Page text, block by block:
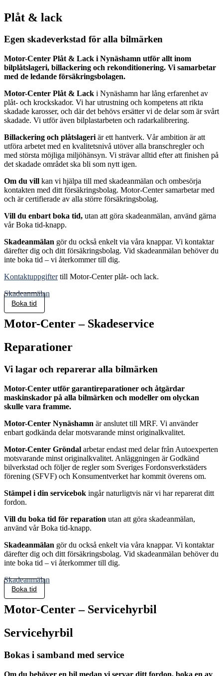
Plåt & lack
Egen skadeverkstad för alla bilmärken
Motor-Center Plåt & Lack i Nynäshamn utför allt inom
bilplåtslageri, billackering och rekonditionering. Vi samarbetar
med de ledande försäkringsbolagen.
Motor-Center Plåt & Lack i Nynäshamn har lång erfarenhet av
plåt- och krockskador. Vi har utrustning och kompetens att rikta
skadade karosser, och där det behövs ersätter vi de delar som är svårt
skadade. Vi utför även bilplastarbeten och radarkalibrering.
Billackering och plåtslageri är ett hantverk. Vår ambition är att
utföra arbetet med en kvalitetsnivå utöver alla branschregler och
med största möjliga miljöhänsyn. Vi strävar alltid efter att finishen på
det skadade området ska bli som nytt igen.
Om du vill kan vi hjälpa till med skadeanmälan och ombesörja
kontakten med ditt försäkringsbolag. Motor-Center samarbetar med
och är certifierade av alla större försäkringsbolag.
Vill du enbart boka tid, utan att göra skadeanmälan, använd gärna
vår Boka tid-knapp.
Skadeanmälan gör du också enkelt via våra knappar. Vi kontaktar
därefter dig och ditt försäkringsbolag. Vid skadeanmälan behöver du
inte boka tid – vi återkommer till dig.
Kontaktuppgiftertill Motor-Center plåt- och lack.
Skadeanmälan
Boka tid
Motor-Center– Skadeservice
Reparationer
Vi lagar och reparerar alla bilmärken
Motor-Center utför garantireparationer och åtgärdar
maskinskador på alla bilmärken och modeller om olyckan
skulle vara framme.
Motor-Center Nynäshamn är anslutet till MRF. Vi använder
enbart godkända delar motsvarande minst originalkvalitet.
Motor-Center Gröndal arbetar endast med delar från Autoexperten
motsvarande minst originalkvalitet. Anläggningen är Godkänd
bilverkstad och följer de regler som Sveriges Fordonsverkstäders
förening (SFVF) och Konsumentverket har kommit överens om.
Stämpel i din servicebok ingår naturligtvis när vi har reparerat ditt
fordon.
Vill du boka tid för reparation utan att göra skadeanmälan,
använd vår Boka tid-knapp.
Skadeanmälan gör du också enkelt via våra knappar. Vi kontaktar
därefter dig och ditt försäkringsbolag. Vid skadeanmälan behöver du
inte boka tid – vi återkommer till dig.
Skadeanmälan
Boka tid
Motor-Center– Servicehyrbil
Servicehyrbil
Bokas i samband med service
Om du behöver en bil medan vi servar ditt fordon, boka en av